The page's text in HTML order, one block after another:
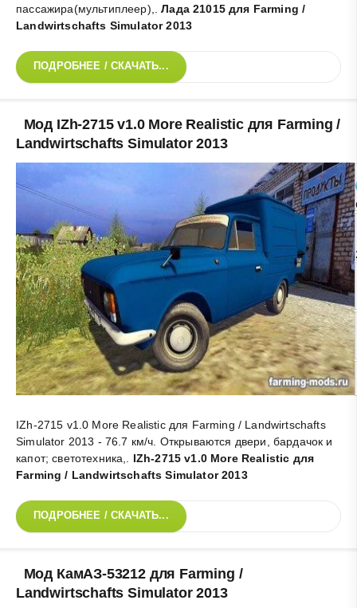
пассажира(мультиплеер),.Лада 21015 для Farming /
Landwirtschafts Simulator 2013
ПОДРОБНЕЕ / СКАЧАТЬ...
Мод IZh-2715 v1.0 More Realistic для Farming /
Landwirtschafts Simulator 2013
IZh-2715 v1.0 More Realistic для Farming / Landwirtschafts
Simulator 2013 - 76.7 км/ч. Открываются двери, бардачок и
капот; светотехника,. IZh-2715 v1.0 More Realistic для
Farming / Landwirtschafts Simulator 2013
ПОДРОБНЕЕ / СКАЧАТЬ...
Мод КамАЗ-53212 для Farming /
Landwirtschafts Simulator 2013